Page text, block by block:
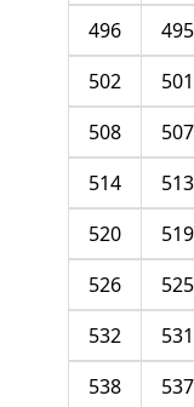
495
496
501
502
507
508
513
514
519
520
525
526
531
532
537
538